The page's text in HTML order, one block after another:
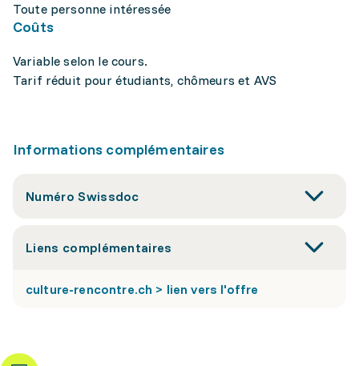
Toute personne intéressée
Coûts
Variable selon le cours.
Tarif réduit pour étudiants, chômeurs et AVS
Informations complémentaires
Numéro Swissdoc
Liens complémentaires
culture-rencontre.ch > lien vers l'offre